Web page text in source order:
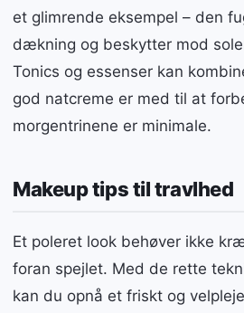
et glimrende eksempel – den
dækning og beskytter mod
Tonics og essenser kan
god natcreme er med til at
morgentrinene er minimale.
Makeup tips til travlhed
Et poleret look behøver ikke
foran spejlet. Med de rette
kan du opnå et friskt og